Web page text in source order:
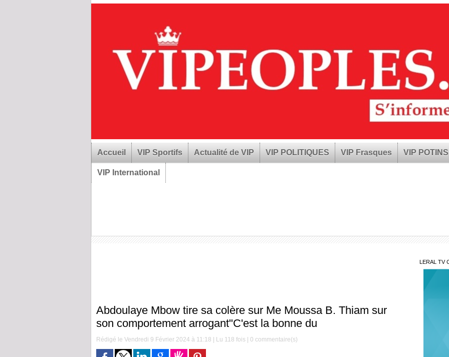
Accueil VIP Sportifs Actualité de VIP VIP POLITIQUES VIP Frasques VIP POTINS
VIP International
Abdoulaye Mbow tire sa colère sur Me Moussa B. Thiam sur
son comportement arrogant"C'est la bonne du
Rédigé le Vendredi 9 Février 2024 à 11:18 | Lu 118 fois | 0 commentaire(s)
LERAL TV